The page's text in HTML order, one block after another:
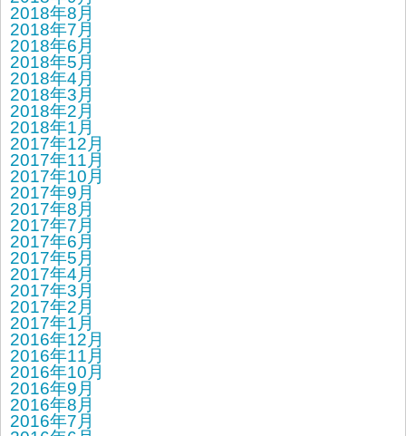
2018年8月
2018年7月
2018年6月
2018年5月
2018年4月
2018年3月
2018年2月
2018年1月
2017年12月
2017年11月
2017年10月
2017年9月
2017年8月
2017年7月
2017年6月
2017年5月
2017年4月
2017年3月
2017年2月
2017年1月
2016年12月
2016年11月
2016年10月
2016年9月
2016年8月
2016年7月